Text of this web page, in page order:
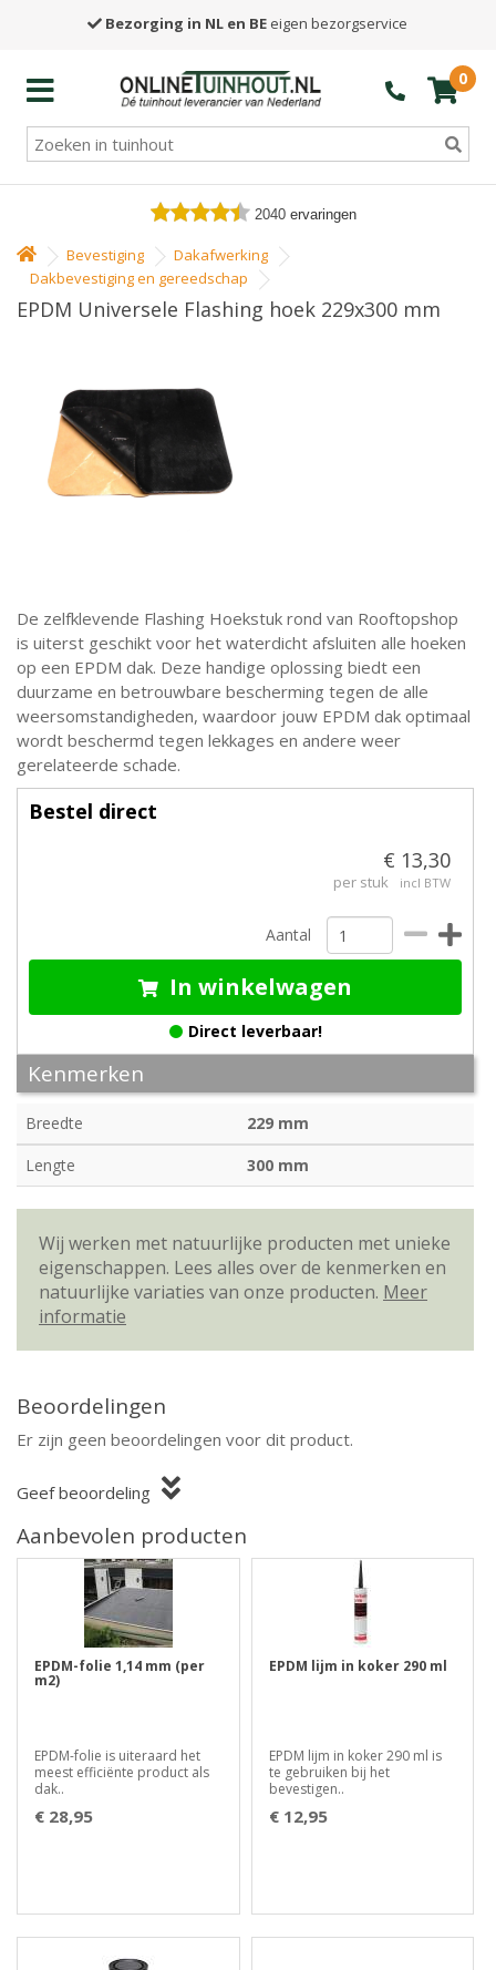
Bezorging in NL en BE eigen bezorgservice
0
2040 ervaringen
Bevestiging
Dakafwerking
Dakbevestiging en gereedschap
EPDM Universele Flashing hoek 229x300 mm
De zelfklevende Flashing Hoekstuk rond van Rooftopshop
is uiterst geschikt voor het waterdicht afsluiten alle hoeken
op een EPDM dak. Deze handige oplossing biedt een
duurzame en betrouwbare bescherming tegen de alle
weersomstandigheden, waardoor jouw EPDM dak optimaal
wordt beschermd tegen lekkages en andere weer
gerelateerde schade.
Bestel direct
€ 13,30
per stuk incl BTW
Aantal
In winkelwagen
Direct leverbaar!
Kenmerken
Breedte
229 mm
Lengte
300 mm
Wij werken met natuurlijke producten met unieke
eigenschappen. Lees alles over de kenmerken en
natuurlijke variaties van onze producten. Meer
informatie
Beoordelingen
Er zijn geen beoordelingen voor dit product.
Geef beoordeling
Aanbevolen producten
EPDM-folie 1,14 mm (per
m2)
EPDM-folie is uiteraard het
meest efficiënte product als
dak..
€ 28,95
EPDM lijm in koker 290 ml
EPDM lijm in koker 290 ml is
te gebruiken bij het
bevestigen..
€ 12,95